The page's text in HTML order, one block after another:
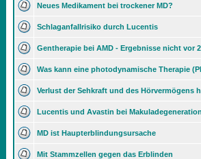
Neues Medikament bei trockener MD?
Schlaganfallrisiko durch Lucentis
Gentherapie bei AMD - Ergebnisse nicht vor
Was kann eine photodynamische Therapie
Verlust der Sehkraft und des Hörvermögens
Lucentis und Avastin bei Makuladegeneration
MD ist Haupterblindungsursache
Mit Stammzellen gegen das Erblinden